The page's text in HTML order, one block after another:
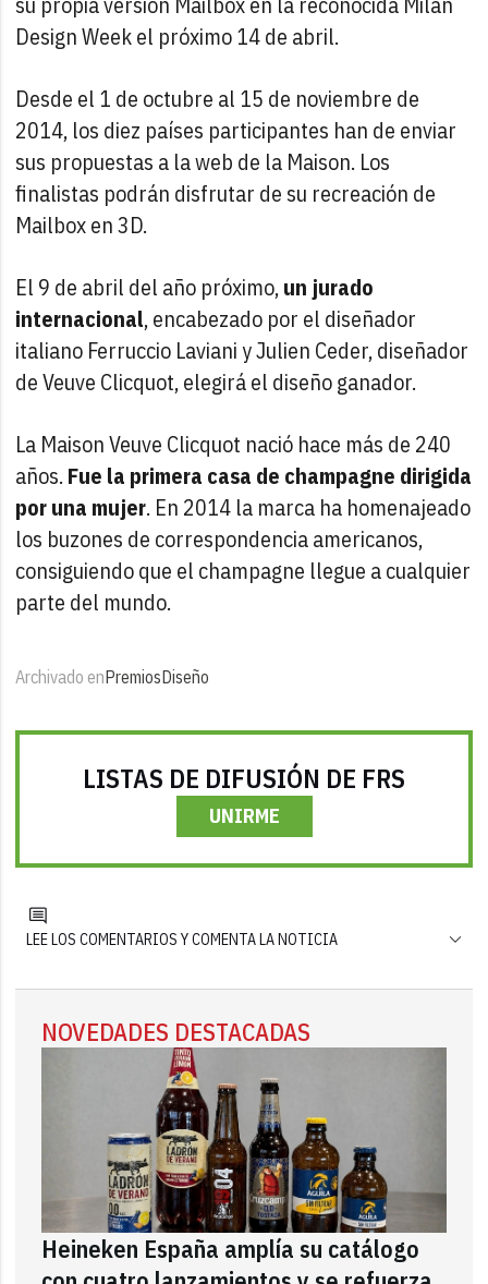
Design Week el próximo 14 de abril.
Desde el 1 de octubre al 15 de noviembre de
2014, los diez países participantes han de enviar
sus propuestas a la web de la Maison. Los
finalistas podrán disfrutar de su recreación de
Mailbox en 3D.
El 9 de abril del año próximo,un jurado
internacional, encabezado por el diseñador
italiano Ferruccio Laviani y Julien Ceder, diseñador
de Veuve Clicquot, elegirá el diseño ganador.
La Maison Veuve Clicquot nació hace más de 240
años. Fue la primera casa de champagne dirigida
por una mujer. En 2014 la marca ha homenajeado
los buzones de correspondencia americanos,
consiguiendo que el champagne llegue a cualquier
parte del mundo.
Archivado enPremiosDiseño
LISTAS DE DIFUSIÓN DE FRS
UNIRME
LEE LOS COMENTARIOS Y COMENTA LA NOTICIA
NOVEDADES DESTACADAS
Heineken España amplía su catálogo